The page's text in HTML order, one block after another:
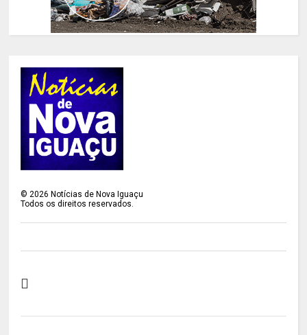
©2026 Notícias de Nova Iguaçu
Todos os direitos reservados.